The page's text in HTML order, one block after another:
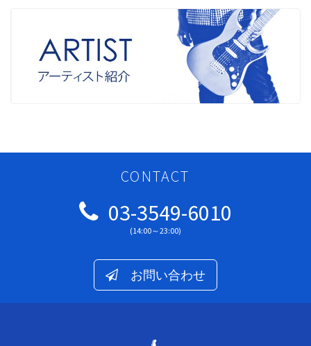
CONTACT
03-3549-6010
(14:00～23:00)
お問い合わせ